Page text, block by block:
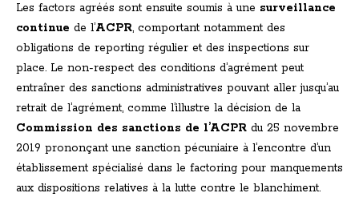
Les factors agréés sont ensuite soumis à une surveillance
continue de l’ACPR, comportant notamment des
obligations de reporting régulier et des inspections sur
place. Le non-respect des conditions d’agrément peut
entraîner des sanctions administratives pouvant aller jusqu’au
retrait de l’agrément, comme l’illustre la décision de la
Commission des sanctions de l’ACPR du 25 novembre
2019 prononçant une sanction pécuniaire à l’encontre d’un
établissement spécialisé dans le factoring pour manquements
aux dispositions relatives à la lutte contre le blanchiment.